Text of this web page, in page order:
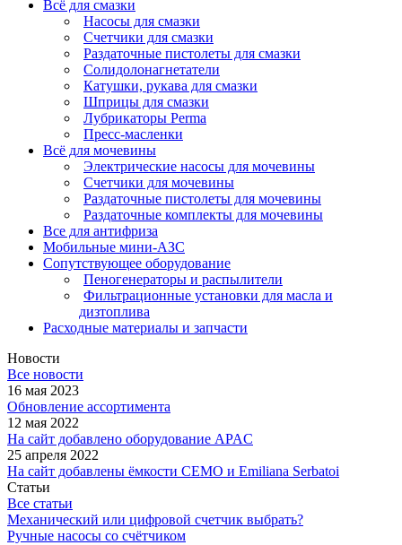
Всё для смазки
Насосы для смазки
Счетчики для смазки
Раздаточные пистолеты для смазки
Солидолонагнетатели
Катушки, рукава для смазки
Шприцы для смазки
Лубрикаторы Perma
Пресс-масленки
Всё для мочевины
Электрические насосы для мочевины
Счетчики для мочевины
Раздаточные пистолеты для мочевины
Раздаточные комплекты для мочевины
Все для антифриза
Мобильные мини-АЗС
Сопутствующее оборудование
Пеногенераторы и распылители
Фильтрационные установки для масла и
дизтоплива
Расходные материалы и запчасти
Новости
Все новости
16 мая 2023
Обновление ассортимента
12 мая 2022
На сайт добавлено оборудование APAC
25 апреля 2022
На сайт добавлены ёмкости CEMO и Emiliana Serbatoi
Статьи
Все статьи
Механический или цифровой счетчик выбрать?
Ручные насосы со счётчиком